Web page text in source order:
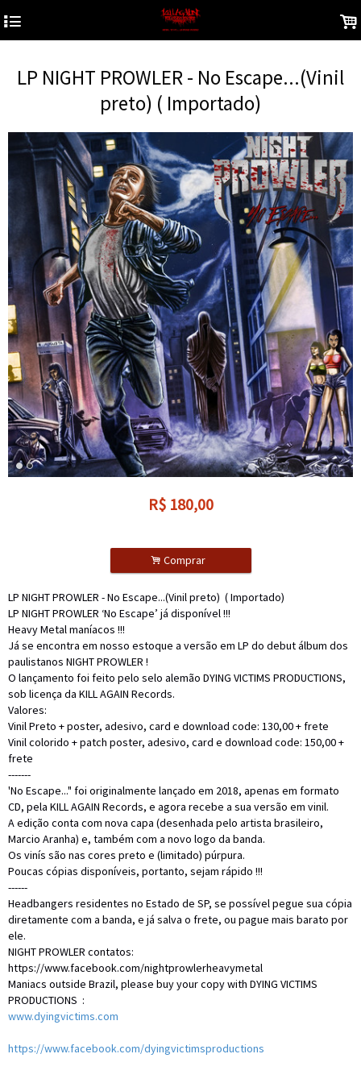
4 .
LP NIGHT PROWLER - No Escape...(Vinil
preto) ( Importado)
R$ 180,00
. Comprar
LP NIGHT PROWLER - No Escape...(Vinil preto) ( Importado)
LP NIGHT PROWLER ‘No Escape’ já disponível !!!
Heavy Metal maníacos !!!
Já se encontra em nosso estoque a versão em LP do debut álbum dos
paulistanos NIGHT PROWLER !
O lançamento foi feito pelo selo alemão DYING VICTIMS PRODUCTIONS,
sob licença da KILL AGAIN Records.
Valores:
Vinil Preto + poster, adesivo, card e download code: 130,00 + frete
Vinil colorido + patch poster, adesivo, card e download code: 150,00 +
frete
-------
'No Escape..." foi originalmente lançado em 2018, apenas em formato
CD, pela KILL AGAIN Records, e agora recebe a sua versão em vinil.
A edição conta com nova capa (desenhada pelo artista brasileiro,
Marcio Aranha) e, também com a novo logo da banda.
Os vinís são nas cores preto e (limitado) púrpura.
Poucas cópias disponíveis, portanto, sejam rápido !!!
------
Headbangers residentes no Estado de SP, se possível pegue sua cópia
diretamente com a banda, e já salva o frete, ou pague mais barato por
ele.
NIGHT PROWLER contatos:
https://www.facebook.com/nightprowlerheavymetal
Maniacs outside Brazil, please buy your copy with DYING VICTIMS
PRODUCTIONS :
www.dyingvictims.com
https://www.facebook.com/dyingvictimsproductions